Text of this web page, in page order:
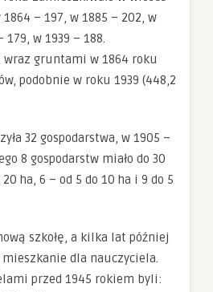
– 197, w 1885 – 202, w
179, w 1939 – 188.
wraz gruntami w 1864 roku
podobnie w roku 1939 (448,2
32 gospodarstwa, w 1905 –
8 gospodarstw miało do 30
ha, 6 – od 5 do 10 ha i 9 do 5
szkołę, a kilka lat później
dla nauczyciela.
przed 1945 rokiem byli: